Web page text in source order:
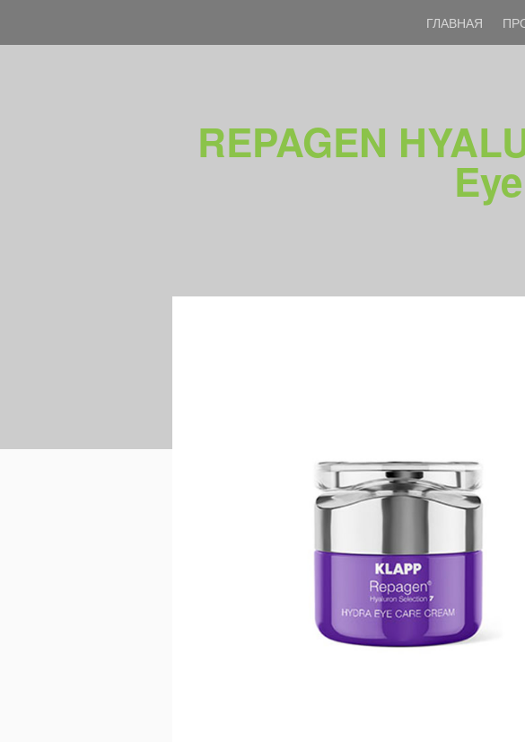
ГЛАВНАЯ
REPAGEN